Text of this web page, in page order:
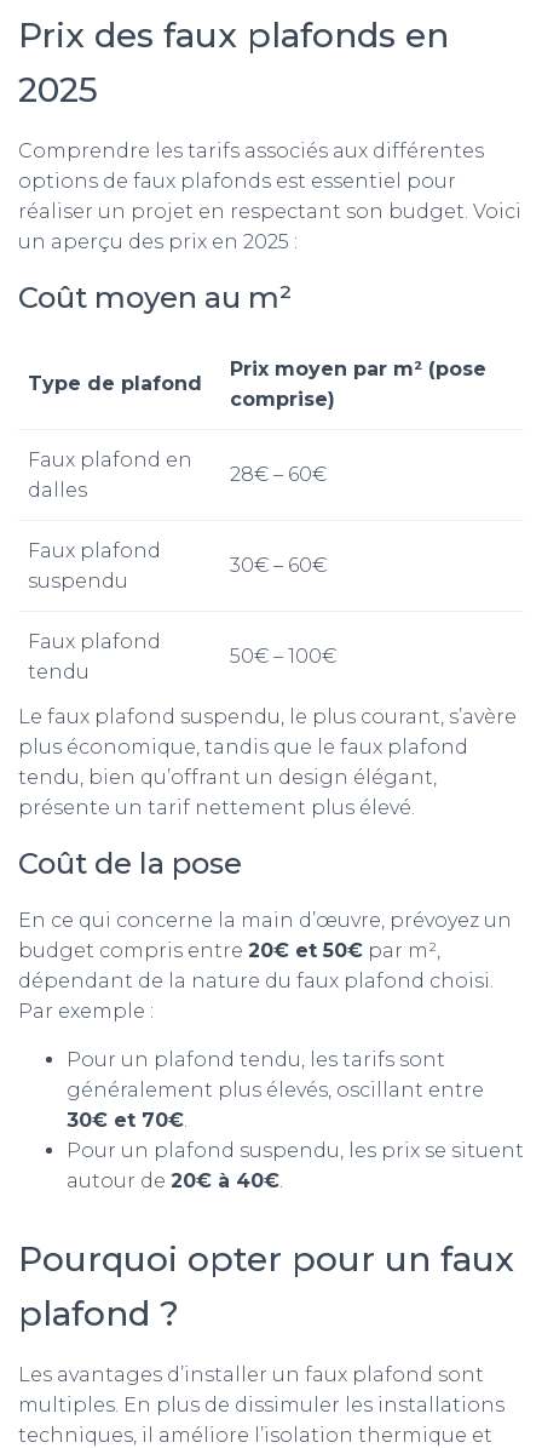
Prix des faux plafonds en
2025
Comprendre les tarifs associés aux différentes
options de faux plafonds est essentiel pour
réaliser un projet en respectant son budget. Voici
un aperçu des prix en 2025 :
Coût moyen au m²
Type de plafond
Prix moyen par m² (pose
comprise)
Faux plafond en
dalles
28€ – 60€
Faux plafond
suspendu
30€ – 60€
Faux plafond
tendu
50€ – 100€
Le faux plafond suspendu, le plus courant, s’avère
plus économique, tandis que le faux plafond
tendu, bien qu’offrant un design élégant,
présente un tarif nettement plus élevé.
Coût de la pose
En ce qui concerne la main d’œuvre, prévoyez un
budget compris entre 20€ et 50€ par m²,
dépendant de la nature du faux plafond choisi.
Par exemple :
Pour un plafond tendu, les tarifs sont
généralement plus élevés, oscillant entre
30€ et 70€.
Pour un plafond suspendu, les prix se situent
autour de 20€ à 40€.
Pourquoi opter pour un faux
plafond ?
Les avantages d’installer un faux plafond sont
multiples. En plus de dissimuler les installations
techniques, il améliore l’isolation thermique et